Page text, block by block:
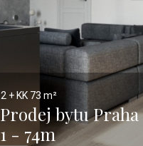
2 + KK 73 m²
Prodej bytu Praha
1 - 74m